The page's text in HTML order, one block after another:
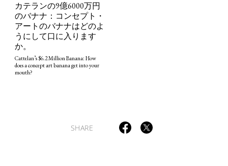
カテランの9億6000万円
のバナナ：コンセプト・
アートのバナナはどのよ
うにして口に入ります
か。
Cattelan’s $6.2 Million Banana: How
does a concept art banana get into your
mouth?
SHARE